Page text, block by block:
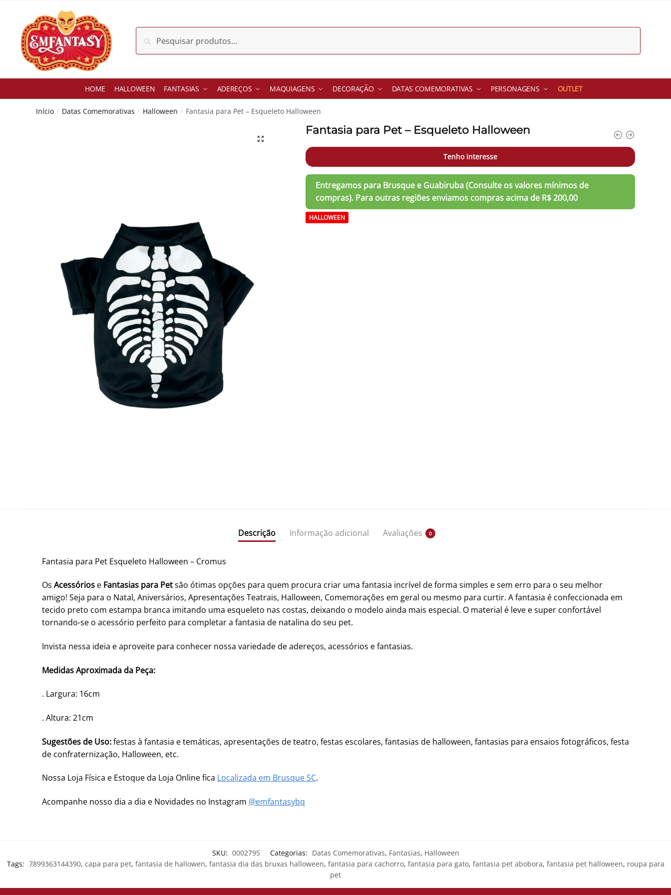
navigation
content
Pesquisar
por:
Pesquisar
HOME HALLOWEEN FANTASIAS ADEREÇOS MAQUIAGENS DECORAÇÃO DATAS COMEMORATIVAS PERSONAGENS OUTLET
Início / Datas Comemorativas / Halloween / Fantasia para Pet – Esqueleto Halloween
Fantasia para Pet – Esqueleto Halloween
Tenho interesse
HALLOWEEN
Descrição Informação adicional Avaliações 0
Fantasia para Pet Esqueleto Halloween – Cromus
Os Acessóriose Fantasias para Petsão ótimas opções para quem procura criar uma fantasia incrível de forma simples e sem erro para o seu melhor
amigo! Seja para o Natal, Aniversários, Apresentações Teatrais, Halloween, Comemorações em geral ou mesmo para curtir. A fantasia é confeccionada em
tecido preto com estampa branca imitando uma esqueleto nas costas, deixando o modelo ainda mais especial. O material é leve e super confortável
tornando-se o acessório perfeito para completar a fantasia de natalina do seu pet.
Invista nessa ideia e aproveite para conhecer nossa variedade de adereços, acessórios e fantasias.
Medidas Aproximada da Peça:
. Largura: 16cm
. Altura: 21cm
Sugestões de Uso:festas à fantasia e temáticas, apresentações de teatro, festas escolares, fantasias de halloween, fantasias para ensaios fotográficos, festa
de confraternização, Halloween, etc.
Nossa Loja Física e Estoque da Loja Online fica Localizada em Brusque SC.
Acompanhe nosso dia a dia e Novidades no Instagram @emfantasybq
SKU: 0002795 Categorias: Datas Comemorativas, Fantasias, Halloween
Tags: 7899363144390, capa para pet, fantasia de hallowen, fantasia dia das bruxas halloween, fantasia para cachorro, fantasia para gato, fantasia pet abobora, fantasia pet halloween, roupa para
pet